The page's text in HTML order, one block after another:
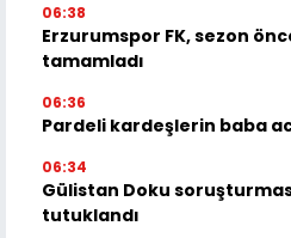
06:38
Erzurumspor FK, sezon
tamamladı
06:36
Pardeli kardeşlerin baba
06:34
Gülistan Doku
tutuklandı